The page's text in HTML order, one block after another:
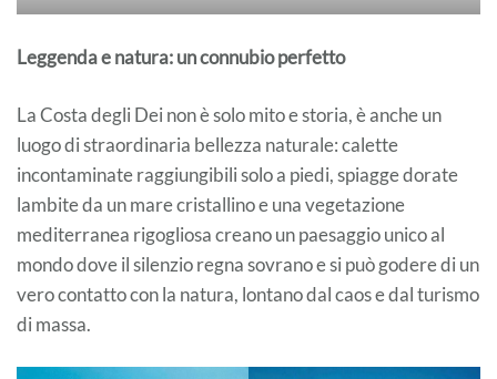
Leggenda e natura: un connubio perfetto
La Costa degli Dei non è solo mito e storia, è anche un
luogo di straordinaria bellezza naturale: calette
incontaminate raggiungibili solo a piedi, spiagge dorate
lambite da un mare cristallino e una vegetazione
mediterranea rigogliosa creano un paesaggio unico al
mondo dove il silenzio regna sovrano e si può godere di un
vero contatto con la natura, lontano dal caos e dal turismo
di massa.